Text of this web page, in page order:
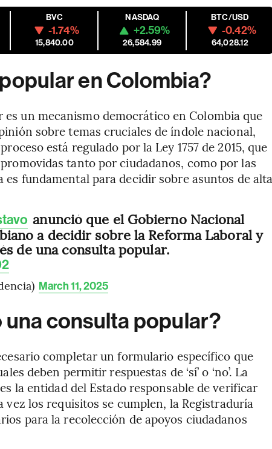
BVC
-1.74%
15,840.00
NASDAQ
+2.59%
26,584.99
BTC/USD
-0.42%
64,028.12
en Colombia?
un mecanismo democrático en Colombia que
sobre temas cruciales de índole nacional,
está regulado por la Ley 1757 de 2015, que
tanto por ciudadanos, como por las
fundamental para decidir sobre asuntos de alta
anunció que el Gobierno Nacional
a decidir sobre la Reforma Laboral y
de una consulta popular.
March 11, 2025
una consulta popular?
completar un formulario específico que
deben permitir respuestas de ‘sí’ o ‘no’. La
la entidad del Estado responsable de verificar
los requisitos se cumplen, la Registraduría
para la recolección de apoyos ciudadanos